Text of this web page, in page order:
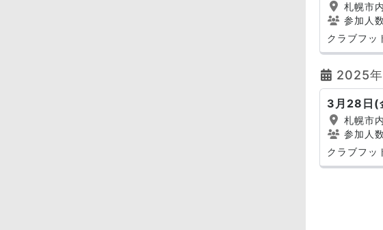
札幌市
参加人
クラブフッ
2025
3月28日
札幌市
参加人
クラブフッ